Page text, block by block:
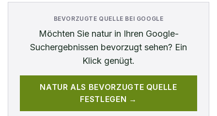
BEVORZUGTE QUELLE BEI GOOGLE
Möchten Sie naturin Ihren Google-
Suchergebnissen bevorzugt sehen? Ein
Klick genügt.
NATUR ALS BEVORZUGTE QUELLE
FESTLEGEN →